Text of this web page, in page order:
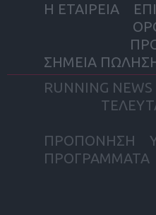
Η ΕΤΑΙΡΕΙΑ
ΣΗΜΕΙΑ
RUNNING NEWS
ΠΡΟΠΟΝΗΣΗ
ΠΡΟΓΡΑΜΜΑΤΑ